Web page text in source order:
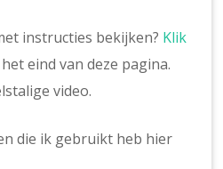
instructies bekijken? Klik
eind van deze pagina.
video.
die ik gebruikt heb hier